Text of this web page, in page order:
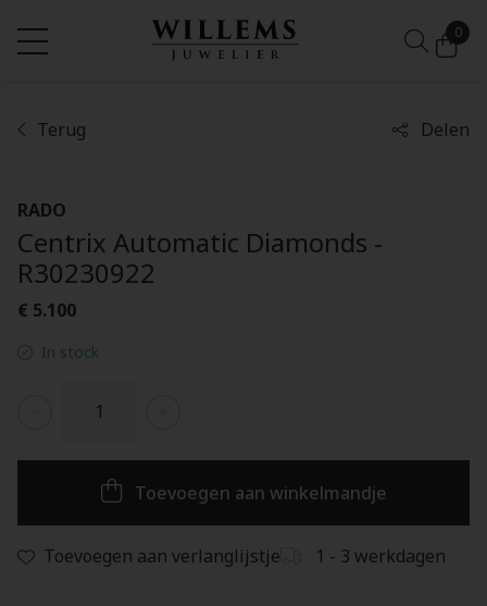
0
Terug Delen
RADO
Centrix Automatic Diamonds -
R30230922
€ 5.100
In stock
Toevoegen aan winkelmandje
Toevoegen aan verlanglijstje 1 - 3 werkdagen